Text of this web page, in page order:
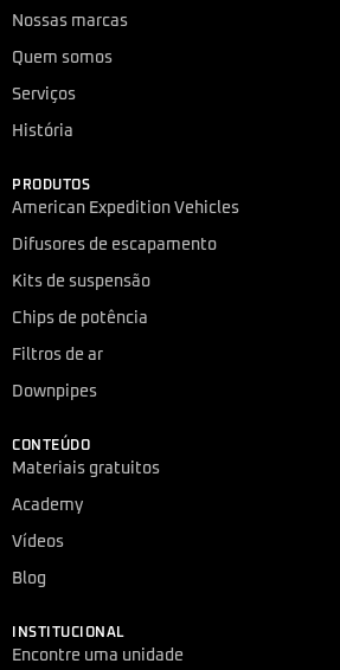
Nossas marcas
Quem somos
Serviços
História
PRODUTOS
American Expedition Vehicles
Difusores de escapamento
Kits de suspensão
Chips de potência
Filtros de ar
Downpipes
CONTEÚDO
Materiais gratuitos
Academy
Vídeos
Blog
INSTITUCIONAL
Encontre uma unidade